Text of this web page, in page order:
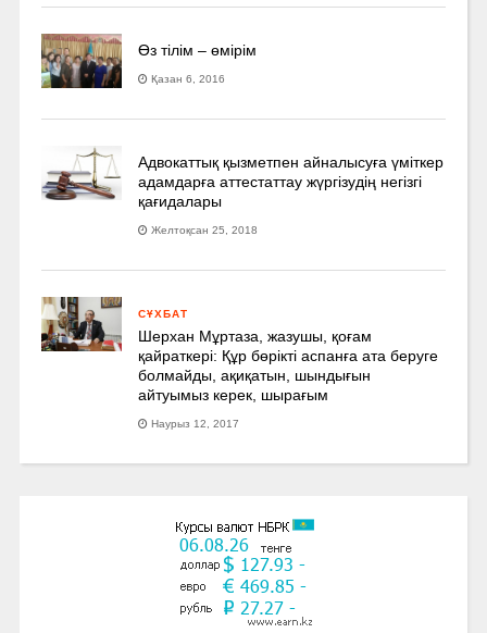
Өз тілім – өмірім
Қазан 6, 2016
Адвокаттық қызметпен айналысуға үмiткер
адамдарға аттестаттау жүргізудің негізгі
қағидалары
Желтоқсан 25, 2018
СҰХБАТ
Шерхан Мұртаза, жазушы, қоғам
қайраткері: Құр бөрікті аспанға ата беруге
болмайды, ақиқатын, шындығын
айтуымыз керек, шырағым
Наурыз 12, 2017